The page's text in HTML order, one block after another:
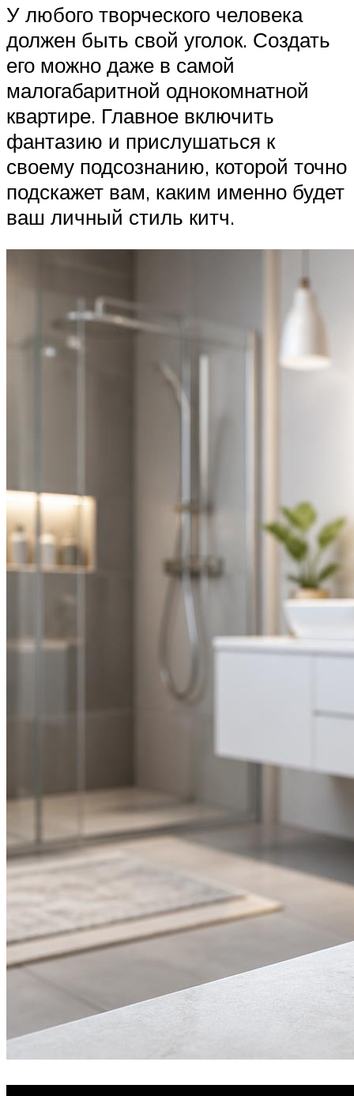
У любого творческого человека
должен быть свой уголок. Создать
его можно даже в самой
малогабаритной однокомнатной
квартире. Главное включить
фантазию и прислушаться к
своему подсознанию, которой точно
подскажет вам, каким именно будет
ваш личный стиль китч.